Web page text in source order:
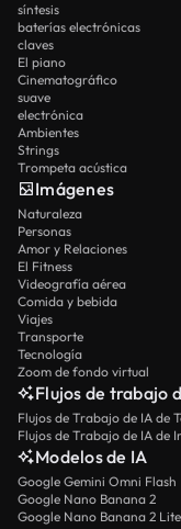
síntesis
baterías electrónicas
claves
El piano
Cinematográfico
suave
electrónica
Ambientes
Strings
Trompeta acústica
Imágenes
Naturaleza
Personas
Amor y Relaciones
El Fitness
Videografía aérea
Comida y bebida
Viajes
Transporte
Tecnología
Zoom de fondo virtual
Flujos de trabajo
Flujos de Trabajo de IA de
Flujos de Trabajo de IA de
Modelos de IA
Google Gemini Omni Flash
Google Nano Banana 2
Google Nano Banana 2 Lite